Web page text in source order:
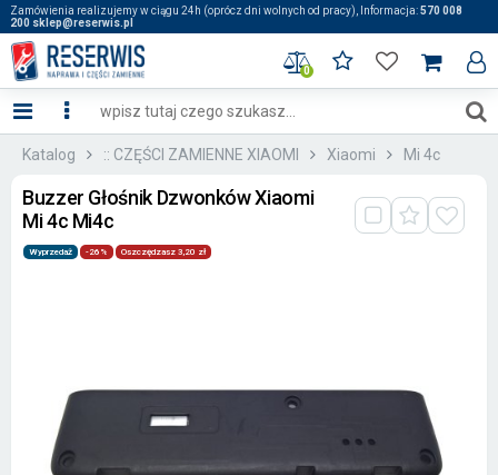
Zamówienia realizujemy w ciągu 24h (oprócz dni wolnych od pracy), Informacja:570 008
200 sklep@reserwis.pl
0
Katalog :: CZĘŚCI ZAMIENNE XIAOMI Xiaomi Mi 4c
Buzzer Głośnik Dzwonków Xiaomi
Mi 4c Mi4c
Wyprzedaż -26% Oszczędzasz 3,20 zł